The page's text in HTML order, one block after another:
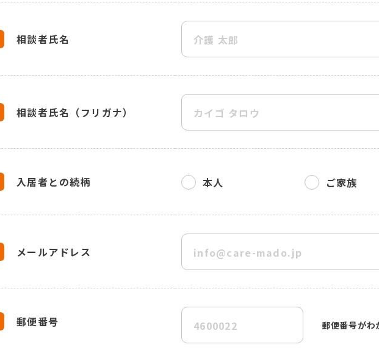
相談者氏名
相談者氏名（フリガナ）
入居者との続柄 本人 ご家族
メールアドレス
郵便番号 郵便番号がわ